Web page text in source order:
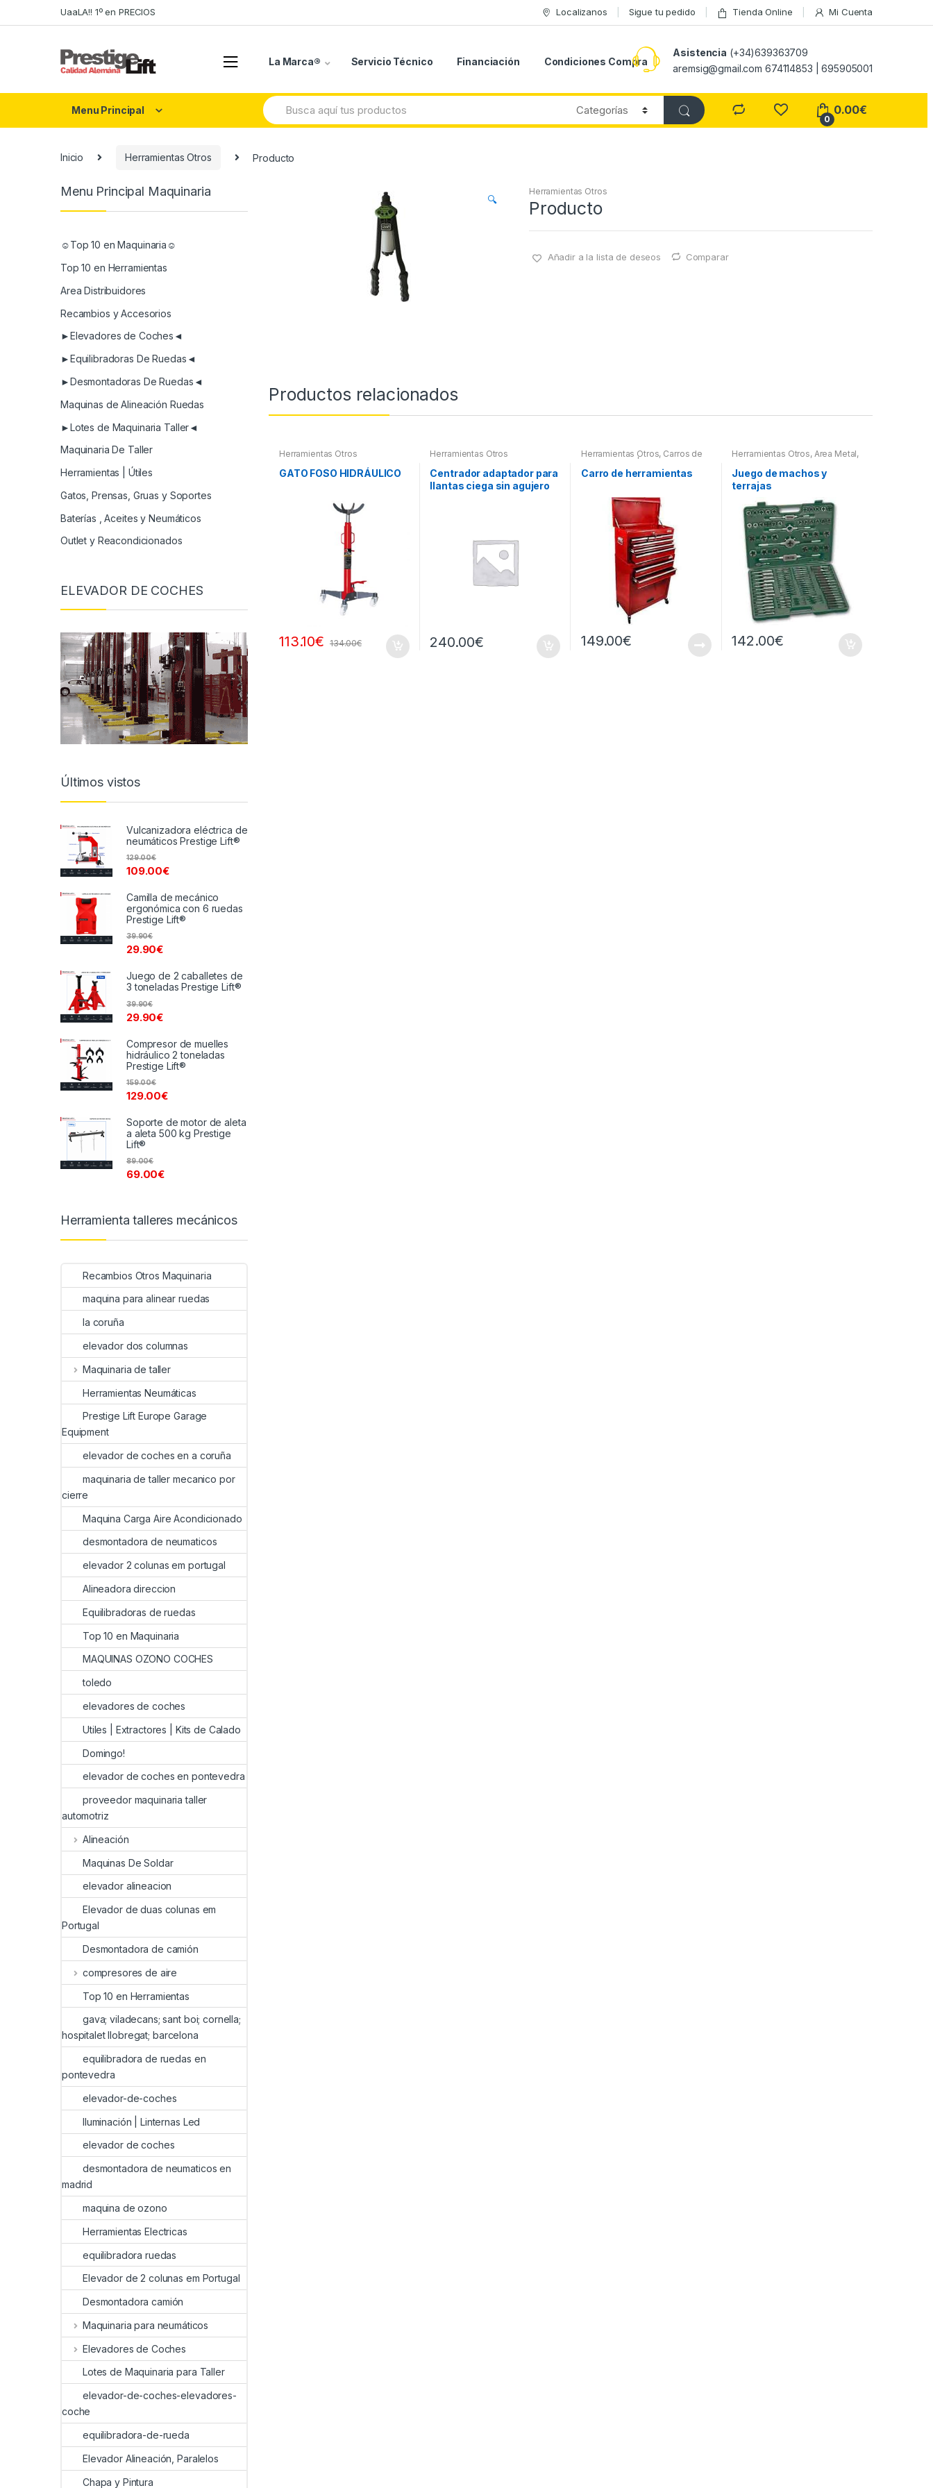
to
to
UaaLA!! 1º en PRECIOS Localizanos Sigue tu pedido Tienda Online Mi Cuenta
La Marca® Servicio Técnico Financiación Condiciones Compra
Asistencia (+34)639363709
aremsig@gmail.com 674114853 | 695905001
Menu Principal
Search
for:
0
0.00€
Inicio Herramientas Otros Producto
🔍
Herramientas Otros
Producto
Añadir a la lista de deseos Comparar
Productos relacionados
Herramientas Otros
GATO FOSO HIDRÁULICO
113.10€ 134.00€
Herramientas Otros
Centrador adaptador para
llantas ciega sin agujero
240.00€
Herramientas Otros, Carros de
Herramientas | Bancos
Carro de herramientas
149.00€
Herramientas Otros, Area Metal,
Maletines Herramientas,
Extractores, Compresímetros,
otros
Juego de machos y
terrajas
142.00€
Menu Principal Maquinaria
☺Top 10 en Maquinaria☺
Top 10 en Herramientas
Area Distribuidores
Recambios y Accesorios
►Elevadores de Coches◄
►Equilibradoras De Ruedas◄
►Desmontadoras De Ruedas◄
Maquinas de Alineación Ruedas
►Lotes de Maquinaria Taller◄
Maquinaria De Taller
Herramientas | Útiles
Gatos, Prensas, Gruas y Soportes
Baterías , Aceites y Neumáticos
Outlet y Reacondicionados
ELEVADOR DE COCHES
Últimos vistos
Vulcanizadora eléctrica de
neumáticos Prestige Lift®
109.00€
129.00€
Camilla de mecánico
ergonómica con 6 ruedas
Prestige Lift®
29.90€
39.90€
Juego de 2 caballetes de
3 toneladas Prestige Lift®
29.90€
39.90€
Compresor de muelles
hidráulico 2 toneladas
Prestige Lift®
129.00€
159.00€
Soporte de motor de aleta
a aleta 500 kg Prestige
Lift®
69.00€
89.00€
Herramienta talleres mecánicos
Recambios Otros Maquinaria
maquina para alinear ruedas
la coruña
elevador dos columnas
Maquinaria de taller
Herramientas Neumáticas
Prestige Lift Europe Garage
Equipment
elevador de coches en a coruña
maquinaria de taller mecanico por
cierre
Maquina Carga Aire Acondicionado
desmontadora de neumaticos
elevador 2 colunas em portugal
Alineadora direccion
Equilibradoras de ruedas
Top 10 en Maquinaria
MAQUINAS OZONO COCHES
toledo
elevadores de coches
Utiles | Extractores | Kits de Calado
Domingo!
elevador de coches en pontevedra
proveedor maquinaria taller
automotriz
Alineación
Maquinas De Soldar
elevador alineacion
Elevador de duas colunas em
Portugal
Desmontadora de camión
compresores de aire
Top 10 en Herramientas
gava; viladecans; sant boi; cornella;
hospitalet llobregat; barcelona
equilibradora de ruedas en
pontevedra
elevador-de-coches
Iluminación | Linternas Led
elevador de coches
desmontadora de neumaticos en
madrid
maquina de ozono
Herramientas Electricas
equilibradora ruedas
Elevador de 2 colunas em Portugal
Desmontadora camión
Maquinaria para neumáticos
Elevadores de Coches
Lotes de Maquinaria para Taller
elevador-de-coches-elevadores-
coche
equilibradora-de-rueda
Elevador Alineación, Paralelos
Chapa y Pintura